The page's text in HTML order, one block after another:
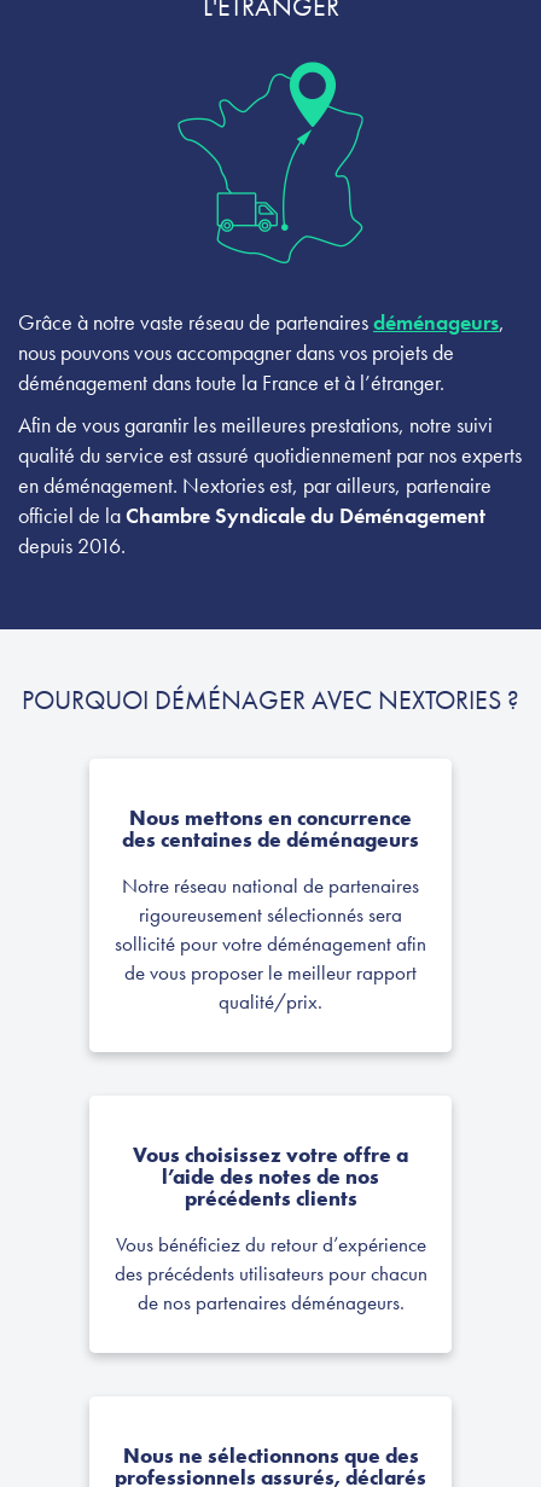
Grâce à notre vaste réseau de partenairesdéménageurs,
nous pouvons vous accompagner dans vos projets de
déménagement dans toute la France et à l’étranger.
Afin de vous garantir les meilleures prestations, notre suivi
qualité du service est assuré quotidiennement par nos experts
en déménagement. Nextories est, par ailleurs, partenaire
officiel de laChambre Syndicale du Déménagement
depuis 2016.
POURQUOI DÉMÉNAGER AVEC NEXTORIES ?
Nous mettons en concurrence
des centaines de déménageurs
Notre réseau national de partenaires
rigoureusement sélectionnés sera
sollicité pour votre déménagement afin
de vous proposer le meilleur rapport
qualité/prix.
J’ai fait appel à Nextories pour comparer
plusieurs déménageurs et j’ai été
agréablement surprise par la qualité du
service. Le comparatif était clair,
personnalisé, et m’a permis de gagner un
temps précieux.
Victoria, le 3 Avril
Vous choisissez votre offre a
l’aide des notes de nos
précédents clients
Vous bénéficiez du retour d’expérience
des précédents utilisateurs pour chacun
de nos partenaires déménageurs.
Nextories j'ai pu avoir plusieurs devis de
déménageur qui m'ont été commente grâce
a leur connaissance du milieu.
Nous ne sélectionnons que des
professionnels assurés, déclarés
Parfait : rapide, sécurisant, fiable,